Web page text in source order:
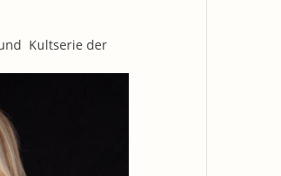
Kultserie der